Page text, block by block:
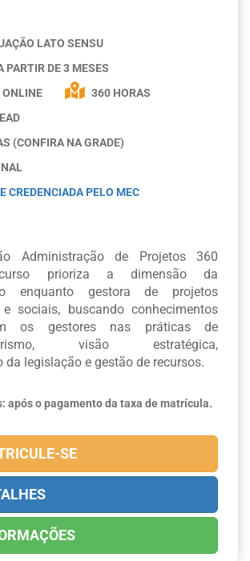
LATO SENSU
PARTIR DE3 MESES
ONLINE
360 HORAS
(CONFIRA NA GRADE)
CREDENCIADA PELO MEC
Administração de Projetos 360
prioriza a dimensão da
enquanto gestora de projetos
e sociais, buscando conhecimentos
os gestores nas práticas de
visão estratégica,
da legislação e gestão de recursos.
após o pagamento da taxa de matrícula.
SE